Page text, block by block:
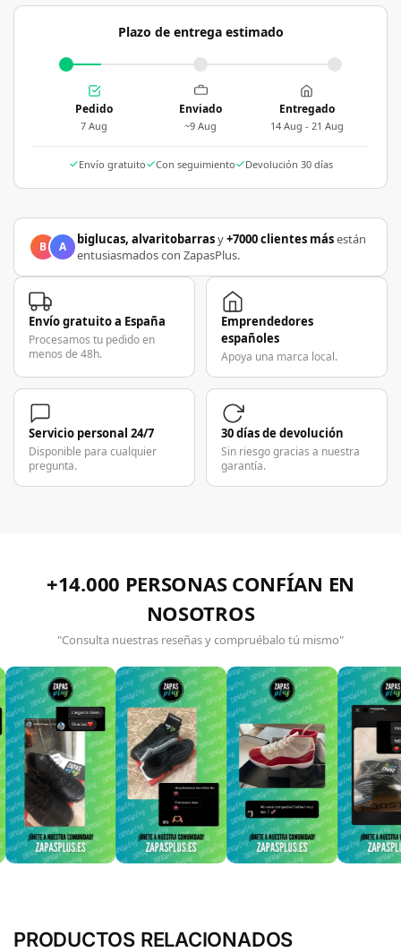
Plazo de entrega estimado
Pedido
7 Aug
Enviado
~9 Aug
Entregado
14 Aug - 21 Aug
Envío gratuito Con seguimiento Devolución 30 días
B A biglucas, alvaritobarrasy+7000 clientes másestán
entusiasmados con ZapasPlus.
Envío gratuito a España
Procesamos tu pedido en
menos de 48h.
Emprendedores
españoles
Apoya una marca local.
Servicio personal 24/7
Disponible para cualquier
pregunta.
30 días de devolución
Sin riesgo gracias a nuestra
garantía.
+14.000 PERSONAS CONFÍAN EN
NOSOTROS
"Consulta nuestras reseñas y compruébalo tú mismo"
PRODUCTOS RELACIONADOS